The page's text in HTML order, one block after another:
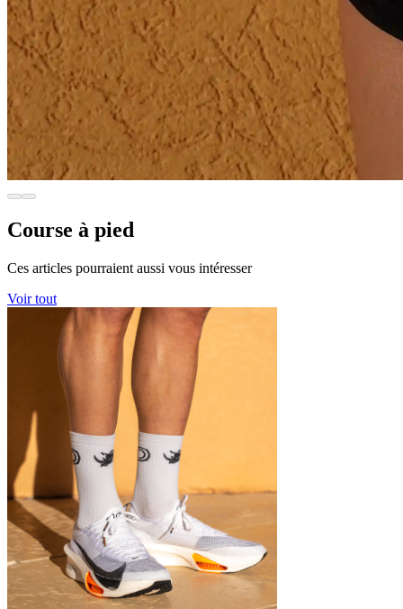
Course à pied
Ces articles pourraient aussi vous intéresser
Voir tout